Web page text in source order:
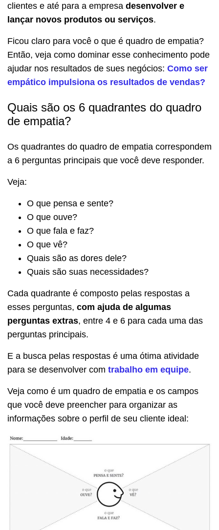
clientes e até para a empresa desenvolver e
lançar novos produtos ou serviços.
Ficou claro para você o que é quadro de empatia?
Então, veja como dominar esse conhecimento pode
ajudar nos resultados de sues negócios: Como ser
empático impulsiona os resultados de vendas?
Quais são os 6 quadrantes do quadro
de empatia?
Os quadrantes do quadro de empatia correspondem
a 6 perguntas principais que você deve responder.
Veja:
O que pensa e sente?
O que ouve?
O que fala e faz?
O que vê?
Quais são as dores dele?
Quais são suas necessidades?
Cada quadrante é composto pelas respostas a
esses perguntas, com ajuda de algumas
perguntas extras, entre 4 e 6 para cada uma das
perguntas principais.
E a busca pelas respostas é uma ótima atividade
para se desenvolver com trabalho em equipe.
Veja como é um quadro de empatia e os campos
que você deve preencher para organizar as
informações sobre o perfil de seu cliente ideal: